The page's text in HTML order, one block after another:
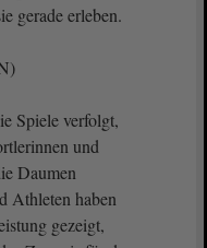
gerade erleben.
Spiele verfolgt,
und
Daumen
Athleten haben
gezeigt,